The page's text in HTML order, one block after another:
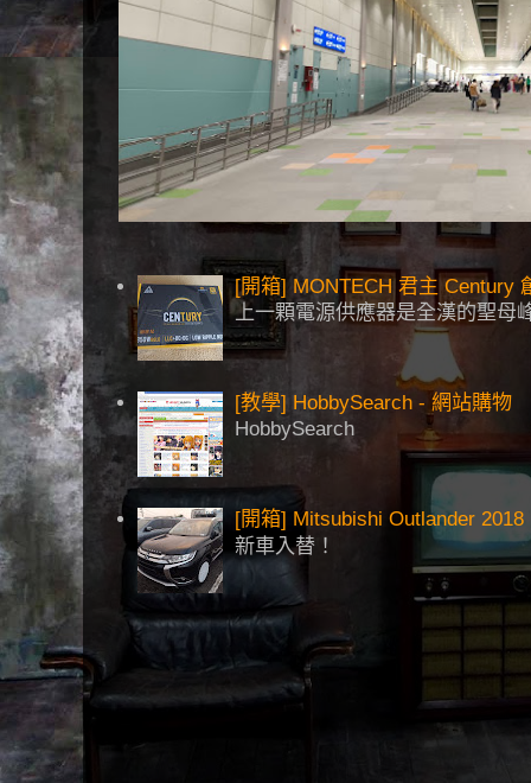
[開箱] MONTECH 君主 Century
上一顆電源供應器是全漢的聖母
[教學] HobbySearch - 網站購物
HobbySearch
[開箱] Mitsubishi Outlander 2018
新車入替！